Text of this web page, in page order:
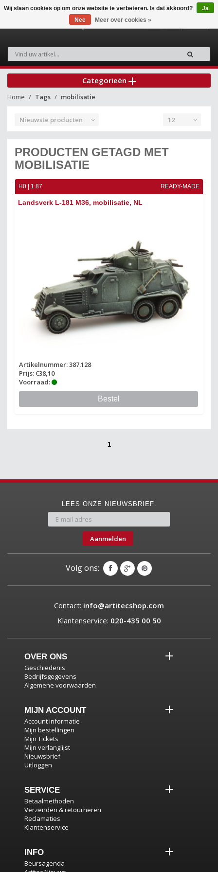
Categorieën
Home Tags mobilisatie
Nieuwste producten 12
PRODUCTEN GETAGD MET
MOBILISATIE
H0 | 1:87 READY-MADE
Landsverk L-181 M36, mobilisatie, NL
Artikelnummer: 387.128
Prijs: €38,10
Voorraad:
Bestel
1
LEES ONZE NIEUWSBRIEF:
Aanmelden
Volg ons:
Contact: info@artitecshop.com
Klantenservice: 020-435 00 50
OVER ONS
Geschiedenis
Bedrijfsgegevens
Algemene voorwaarden
MIJN ACCOUNT
Account informatie
Mijn bestellingen
Mijn Tickets
Mijn verlanglijst
Nieuwsbrief
Uitloggen
SERVICE
Betaalmethoden
Verzenden & retourneren
Reclamaties
Klantenservice
INFO
Beursagenda
Wij slaan cookies op om onze website te verbeteren. Is dat akkoord?
Ja
Nee
Meer over cookies »